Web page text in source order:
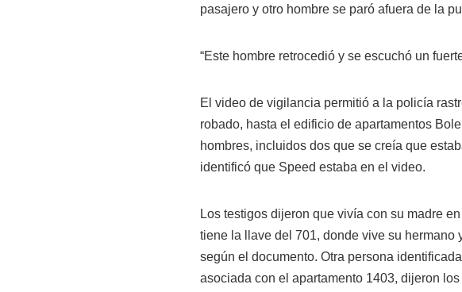
pasajero y otro hombre se paró afuera de la
“Este hombre retrocedió y se escuchó un
El video de vigilancia permitió a la policía
robado, hasta el edificio de apartamentos
hombres, incluidos dos que se creía que
identificó que Speed estaba en el video.
Los testigos dijeron que vivía con su madre
tiene la llave del 701, donde vive su hermano
según el documento. Otra persona
asociada con el apartamento 1403, dijeron los